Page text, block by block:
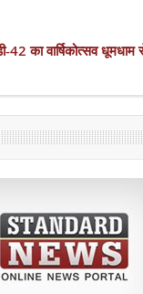
42 का वार्षिकोत्सव